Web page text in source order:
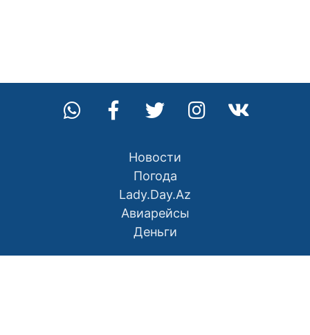
Новости
Погода
Lady.Day.Az
Авиарейсы
Деньги